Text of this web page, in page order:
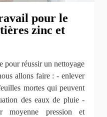
pour le
zinc et
pour réussir un nettoyage
allons faire : - enlever
mortes qui peuvent
des eaux de pluie -
moyenne pression et